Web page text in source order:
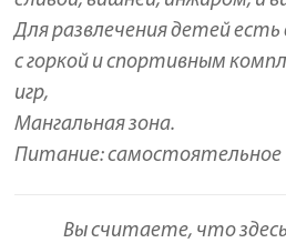
Для развлечения детей
с горкой и спортивным
игр,
Мангальная зона.
Питание: самостоятельное
Вы считаете, что